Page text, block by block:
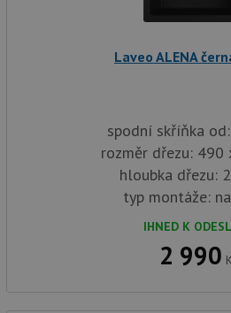
Laveo ALENA
spodní skříňka
rozměr dřezu: 490
hloubka dřezu:
typ montáže:
IHNED K
2 990